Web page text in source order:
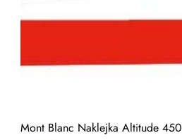
Mont Blanc Naklejka Altitude 450